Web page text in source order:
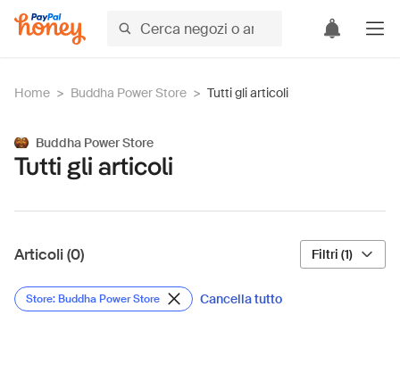
Home > Buddha Power Store > Tutti gli articoli
Buddha Power Store
Tutti gli articoli
Articoli (0) Filtri (1)
Store: Buddha Power Store Cancella tutto